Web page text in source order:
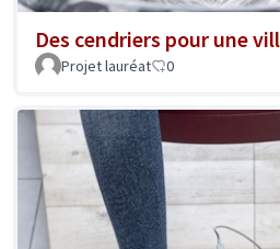
Des cendriers pour une
Projet lauréat 0